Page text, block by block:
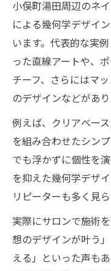
小俣町湯田周辺のネ
による幾何学デザイ
います。代表的な実
った直線アートや、
チーフ、さらにはマ
のデザインなどがあり
例えば、クリアベー
を組み合わせたシン
でも浮かずに個性を
を抑えた幾何学デザ
リピーターも多く見ら
実際にサロンで施術
想のデザインが叶う
える」といった声も